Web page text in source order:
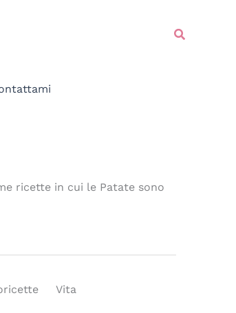
Cerca
ricette in cui le Patate sono
Vita